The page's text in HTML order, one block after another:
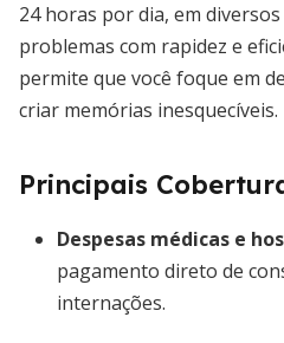
24 horas por dia, em
problemas com rapidez e
permite que você foque em
criar memórias inesquecíveis.
Principais
Despesas médicas e
pagamento direto de
internações.